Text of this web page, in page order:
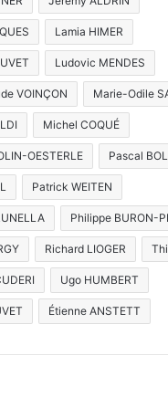
Lamia HIMER
Ludovic MENDES
VOINÇON Marie-Odile
Michel COQUÉ
OESTERLE Pascal
Patrick WEITEN
Philippe BURON-
Richard LIOGER
Ugo HUMBERT
Étienne ANSTETT